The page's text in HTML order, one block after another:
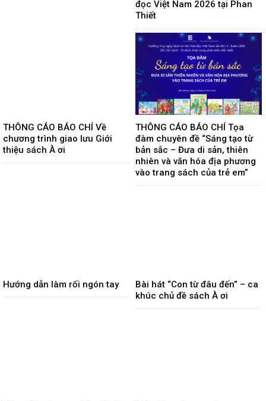
đọc Việt Nam 2026 tại Phan
Thiết
THÔNG CÁO BÁO CHÍ Về
chương trình giao lưu Giới
thiệu sách À ơi
THÔNG CÁO BÁO CHÍ Tọa
đàm chuyên đề “Sáng tạo từ
bản sắc – Đưa di sản, thiên
nhiên và văn hóa địa phương
vào trang sách của trẻ em”
Hướng dẫn làm rối ngón tay
Bài hát “Con từ đâu đến” – ca
khúc chủ đề sách À ơi